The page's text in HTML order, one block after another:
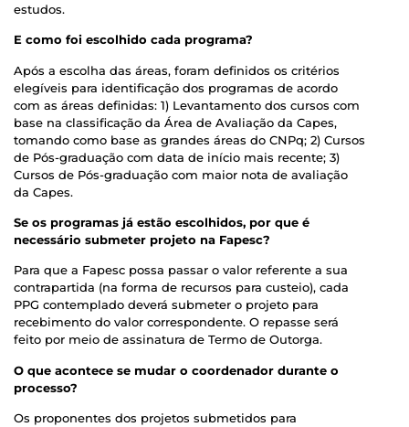
estudos.
E como foi escolhido cada programa?
Após a escolha das áreas, foram definidos os critérios
elegíveis para identificação dos programas de acordo
com as áreas definidas: 1) Levantamento dos cursos com
base na classificação da Área de Avaliação da Capes,
tomando como base as grandes áreas do CNPq; 2) Cursos
de Pós-graduação com data de início mais recente; 3)
Cursos de Pós-graduação com maior nota de avaliação
da Capes.
Se os programas já estão escolhidos, por que é
necessário submeter projeto na Fapesc?
Para que a Fapesc possa passar o valor referente a sua
contrapartida (na forma de recursos para custeio), cada
PPG contemplado deverá submeter o projeto para
recebimento do valor correspondente. O repasse será
feito por meio de assinatura de Termo de Outorga.
O que acontece se mudar o coordenador durante o
processo?
Os proponentes dos projetos submetidos para